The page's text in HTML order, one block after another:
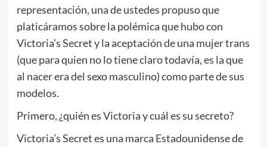
representación, una de ustedes propuso que
platicáramos sobre la polémica que hubo con
Victoria’s Secret y la aceptación de una mujer trans
(que para quien no lo tiene claro todavía, es la que
al nacer era del sexo masculino) como parte de sus
modelos.
Primero, ¿quién es Victoria y cuál es su secreto?
Victoria’s Secret es una marca Estadounidense de